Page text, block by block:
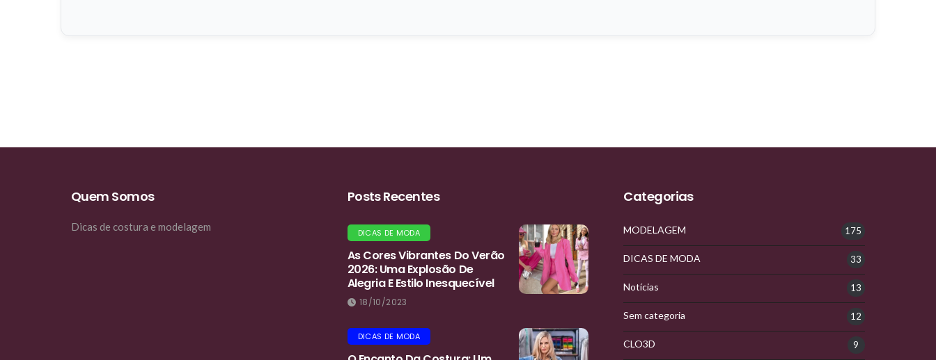
Quem Somos
Dicas de costura e modelagem
Posts Recentes
DICAS DE MODA
As Cores Vibrantes Do Verão
2026: Uma Explosão De
Alegria E Estilo Inesquecível
18/10/2023
DICAS DE MODA
Categorias
MODELAGEM 175
DICAS DE MODA 33
Notícias 13
Sem categoria 12
CLO3D 9